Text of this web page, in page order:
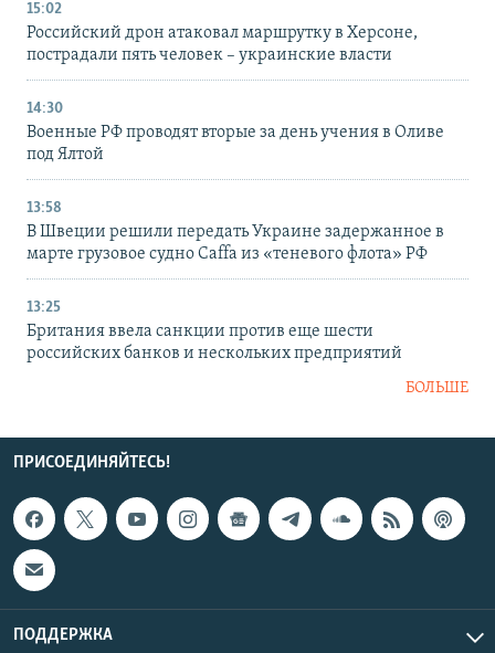
15:02
Российский дрон атаковал маршрутку в Херсоне,
пострадали пять человек – украинские власти
14:30
Военные РФ проводят вторые за день учения в Оливе
под Ялтой
13:58
В Швеции решили передать Украине задержанное в
марте грузовое судно Caffa из «теневого флота» РФ
13:25
Британия ввела санкции против еще шести
российских банков и нескольких предприятий
БОЛЬШЕ
ПРИСОЕДИНЯЙТЕСЬ!
ПОДДЕРЖКА